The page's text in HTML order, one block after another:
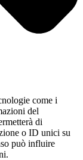
come i
del
di
o ID unici su
può influire